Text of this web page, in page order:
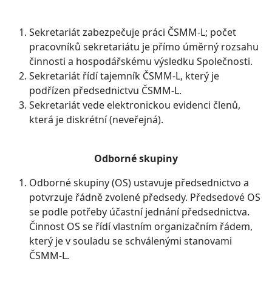
Sekretariát zabezpečuje práci ČSMM-L; počet
pracovníků sekretariátu je přímo úměrný rozsahu
činnosti a hospodářskému výsledku Společnosti.
Sekretariát řídí tajemník ČSMM-L, který je
podřízen předsednictvu ČSMM-L.
Sekretariát vede elektronickou evidenci členů,
která je diskrétní (neveřejná).
Odborné skupiny
Odborné skupiny (OS) ustavuje předsednictvo a
potvrzuje řádně zvolené předsedy. Předsedové OS
se podle potřeby účastní jednání předsednictva.
Činnost OS se řídí vlastním organizačním řádem,
který je v souladu se schválenými stanovami
ČSMM-L.